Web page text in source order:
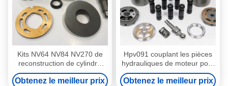
Kits NV64 NV84 NV270 de
reconstruction de cylindre
hydraulique/kits de
réparation cylindre de
Obtenez le meilleur prix
Hpv091 couplant les pièces
hydrauliques de moteur pour
l'excavatrice Ex120-2 Ex200-
3 EX200-2
Obtenez le meilleur prix